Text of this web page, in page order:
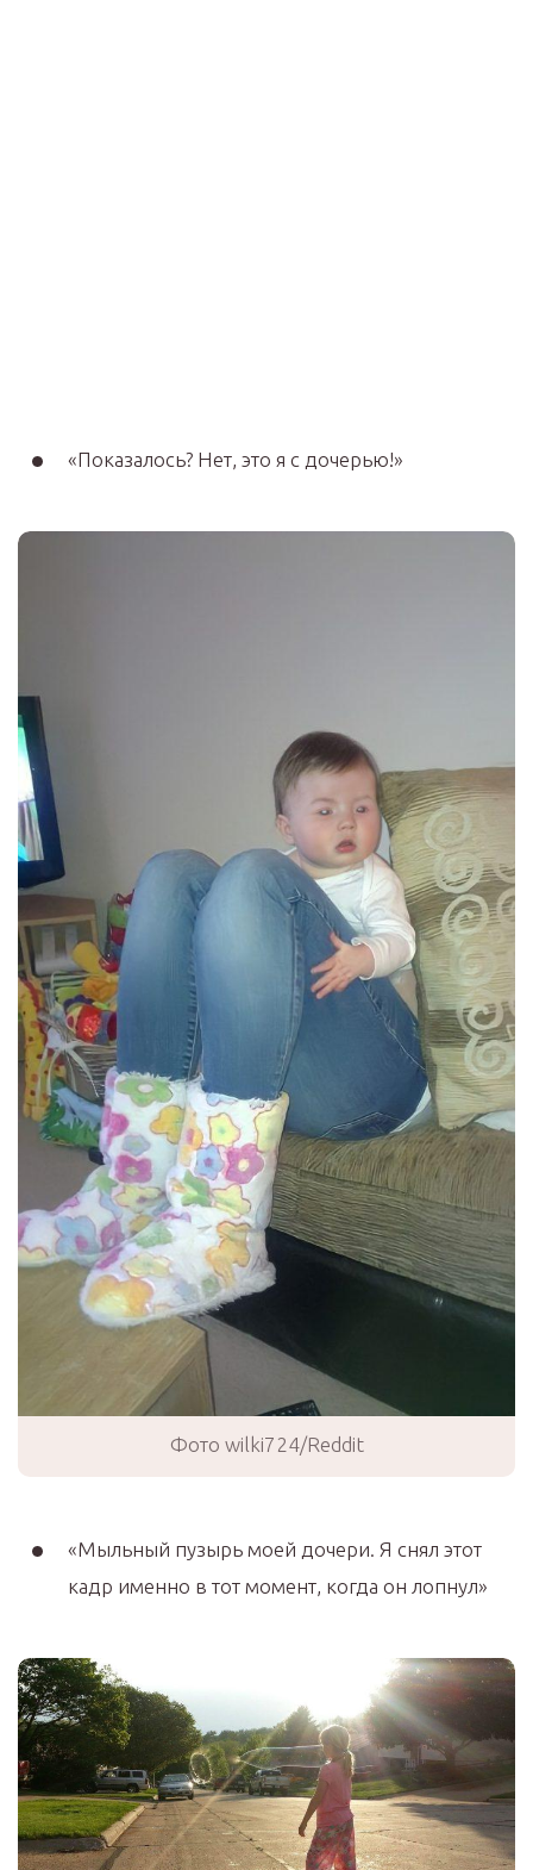
«Показалось? Нет, это я с дочерью!»
Фото wilki724/Reddit
«Мыльный пузырь моей дочери. Я снял этот
кадр именно в тот момент, когда он лопнул»